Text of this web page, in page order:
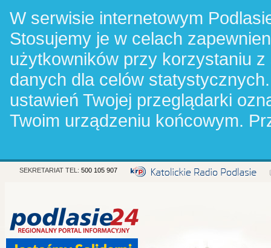
W serwisie internetowym
Stosujemy je w celach
użytkowników przy korzystaniu
danych dla celów
ustawień Twojej przeglądarki
Twoim urządzeniu końcowym.
SEKRETARIAT TEL: 500 105 907